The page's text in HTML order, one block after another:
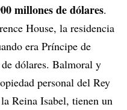
millones de dólares.
House, la residencia
era Príncipe de
dólares. Balmoral y
personal del Rey
Reina Isabel, tienen un